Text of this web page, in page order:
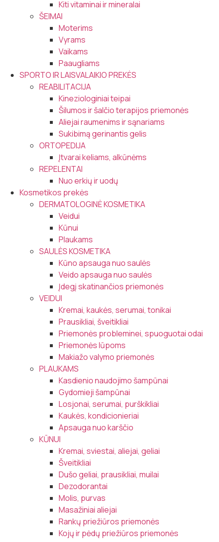
Kiti vitaminai ir mineralai
ŠEIMAI
Moterims
Vyrams
Vaikams
Paaugliams
SPORTO IR LAISVALAIKIO PREKĖS
REABILITACIJA
Kineziologiniai teipai
Šilumos ir šalčio terapijos priemonės
Aliejai raumenims ir sąnariams
Sukibimą gerinantis gelis
ORTOPEDIJA
Įtvarai keliams, alkūnėms
REPELENTAI
Nuo erkių ir uodų
Kosmetikos prekės
DERMATOLOGINĖ KOSMETIKA
Veidui
Kūnui
Plaukams
SAULĖS KOSMETIKA
Kūno apsauga nuo saulės
Veido apsauga nuo saulės
Įdegį skatinančios priemonės
VEIDUI
Kremai, kaukės, serumai, tonikai
Prausikliai, šveitikliai
Priemonės probleminei, spuoguotai odai
Priemonės lūpoms
Makiažo valymo priemonės
PLAUKAMS
Kasdienio naudojimo šampūnai
Gydomieji šampūnai
Losjonai, serumai, purškikliai
Kaukės, kondicionieriai
Apsauga nuo karščio
KŪNUI
Kremai, sviestai, aliejai, geliai
Šveitikliai
Dušo geliai, prausikliai, muilai
Dezodorantai
Molis, purvas
Masažiniai aliejai
Rankų priežiūros priemonės
Kojų ir pėdų priežiūros priemonės